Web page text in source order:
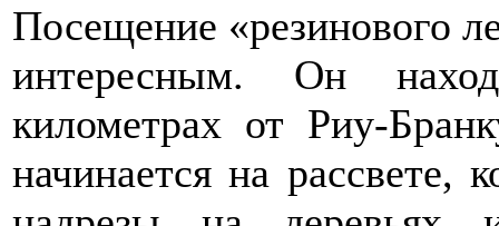
Посещение «резинового
интересным. Он
километрах от Риу-
начинается на рассвете,